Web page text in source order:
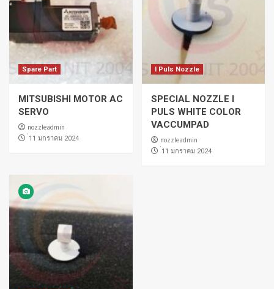
Spare Part
MITSUBISHI MOTOR AC
SERVO
nozzleadmin
่11 มกราคม 2024
I Puls Nozzle
SPECIAL NOZZLE I
PULS WHITE COLOR
VACCUMPAD
nozzleadmin
่11 มกราคม 2024